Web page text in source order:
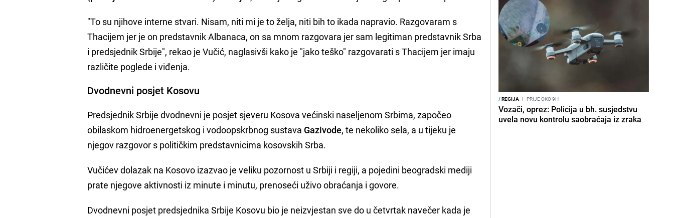
"To su njihove interne stvari. Nisam, niti mi je to želja, niti bih to ikada napravio. Razgovaram s
Thacijem jer je on predstavnik Albanaca, on sa mnom razgovara jer sam legitiman predstavnik Srba
i predsjednik Srbije", rekao je Vučić, naglasivši kako je "jako teško" razgovarati s Thacijem jer imaju
različite poglede i viđenja.
Dvodnevni posjet Kosovu
Predsjednik Srbije dvodnevni je posjet sjeveru Kosova većinski naseljenom Srbima, započeo
obilaskom hidroenergetskog i vodoopskrbnog sustava Gazivode, te nekoliko sela, a u tijeku je
njegov razgovor s političkim predstavnicima kosovskih Srba.
Vučićev dolazak na Kosovo izazvao je veliku pozornost u Srbiji i regiji, a pojedini beogradski mediji
prate njegove aktivnosti iz minute i minutu, prenoseći uživo obraćanja i govore.
Dvodnevni posjet predsjednika Srbije Kosovu bio je neizvjestan sve do u četvrtak navečer kada je
/REGIJA I PRIJE OKO 9H
Vozači, oprez: Policija u bh. susjedstvu
uvela novu kontrolu saobraćaja iz zraka